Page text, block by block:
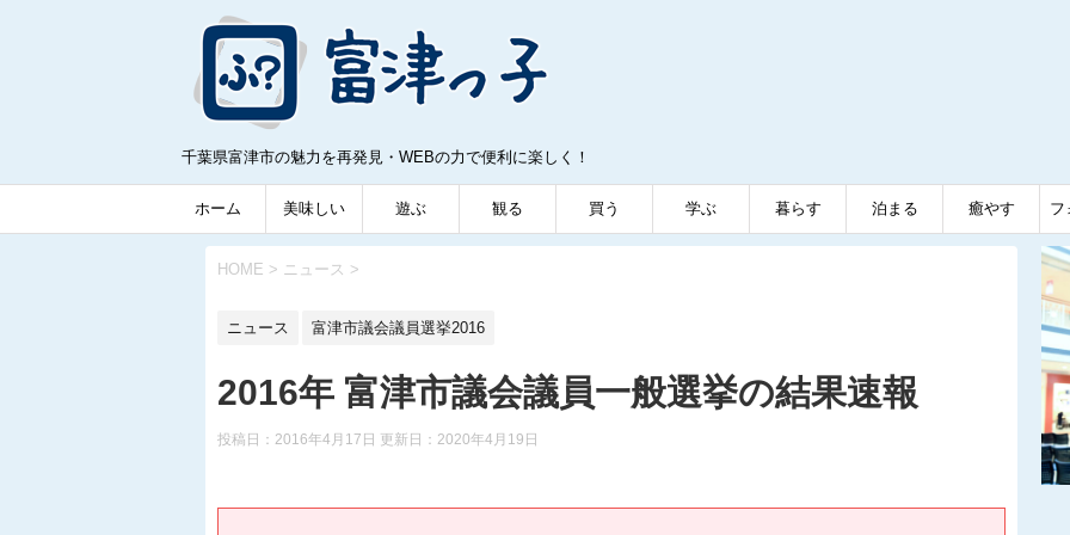
千葉県富津市の魅力を再発見・WEBの力で便利に楽しく！
ホーム 美味しい 遊ぶ 観る 買う 学ぶ 暮らす 泊まる 癒やす フ
HOME > ニュース >
ニュース 富津市議会議員選挙2016
2016年 富津市議会議員一般選挙の結果速報
投稿日：2016年4月17日 更新日： 2020年4月19日